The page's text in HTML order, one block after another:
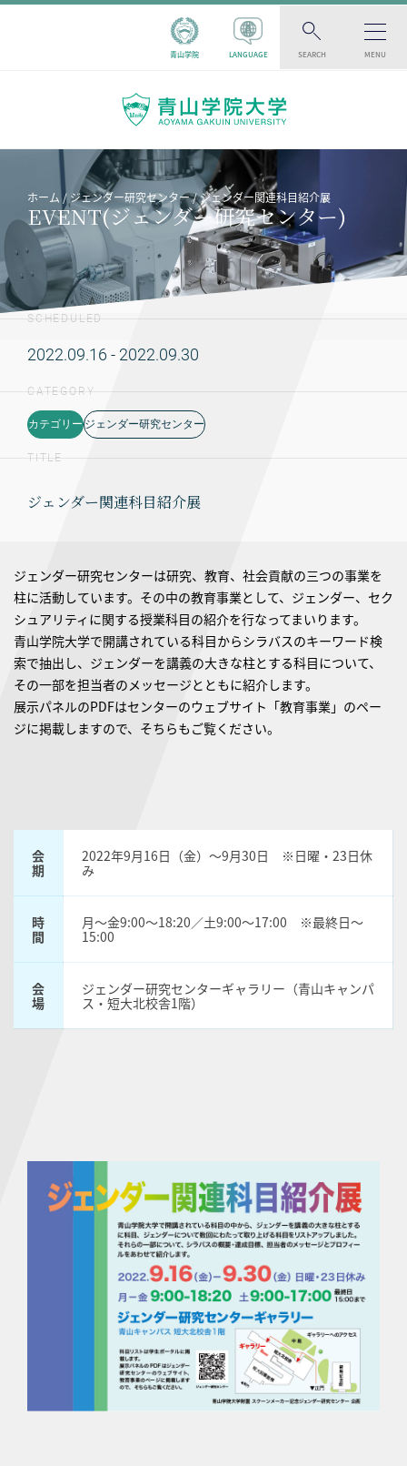
青山学院 LANGUAGE SEARCH MENU
ホーム ジェンダー研究センター ジェンダー関連科目紹介展
EVENT(ジェンダー研究センター)
SCHEDULED
2022.09.16 - 2022.09.30
CATEGORY
カテゴリー ジェンダー研究センター
TITLE
ジェンダー関連科目紹介展
ジェンダー研究センターは研究、教育、社会貢献の三つの事業を
柱に活動しています。その中の教育事業として、ジェンダー、セク
シュアリティに関する授業科目の紹介を行なってまいります。
青山学院大学で開講されている科目からシラバスのキーワード検
索で抽出し、ジェンダーを講義の大きな柱とする科目について、
その一部を担当者のメッセージとともに紹介します。
展示パネルのPDFはセンターのウェブサイト「教育事業」のペー
ジに掲載しますので、そちらもご覧ください。
会
期
2022年9月16日（金）〜9月30日 ※日曜・23日休
み
時
間
月〜金9:00〜18:20／土9:00〜17:00 ※最終日〜
15:00
会
場
ジェンダー研究センターギャラリー（青山キャンパ
ス・短大北校舎1階）